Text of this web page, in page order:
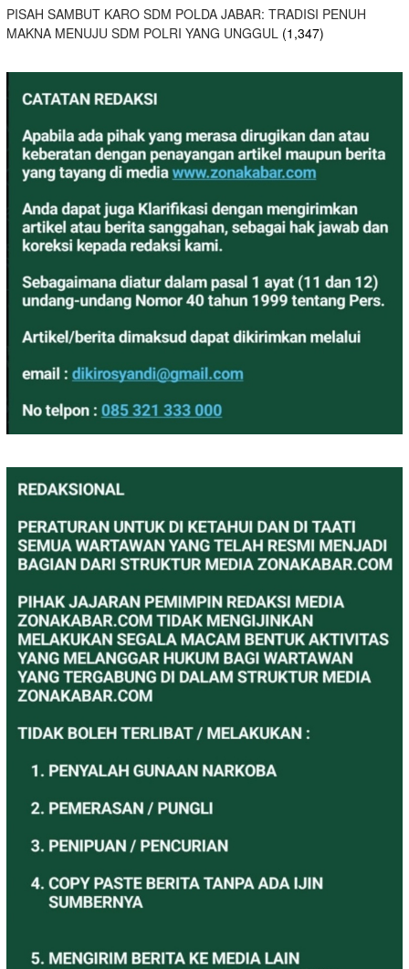
PISAH SAMBUT KARO SDM POLDA JABAR: TRADISI PENUH
MAKNA MENUJU SDM POLRI YANG UNGGUL (1,347)